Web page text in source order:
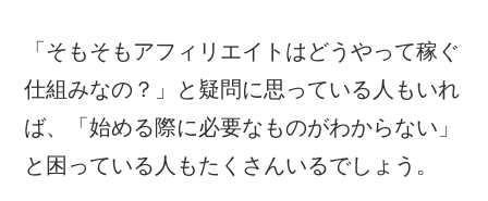
「そもそもアフィリエイトはどうやって稼ぐ
仕組みなの？」と疑問に思っている人もいれ
ば、「始める際に必要なものがわからない」
と困っている人もたくさんいるでしょう。